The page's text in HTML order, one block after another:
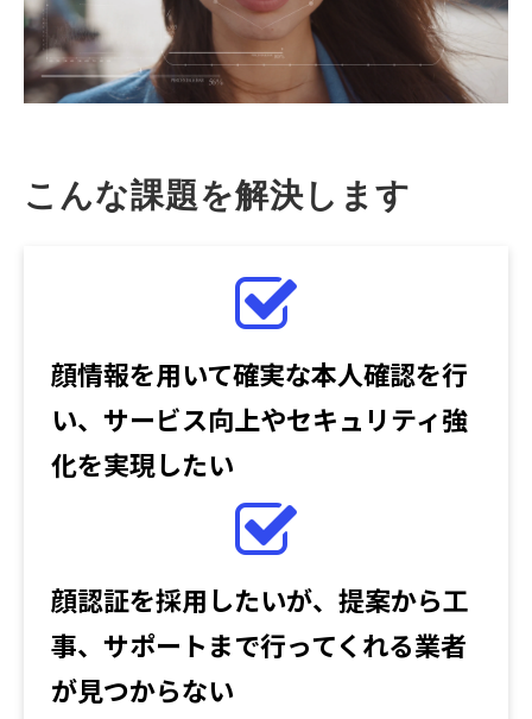
こんな課題を解決します
顔情報を用いて確実な本人確認を行
い、サービス向上やセキュリティ強
化を実現したい
顔認証を採用したいが、提案から工
事、サポートまで行ってくれる業者
が見つからない